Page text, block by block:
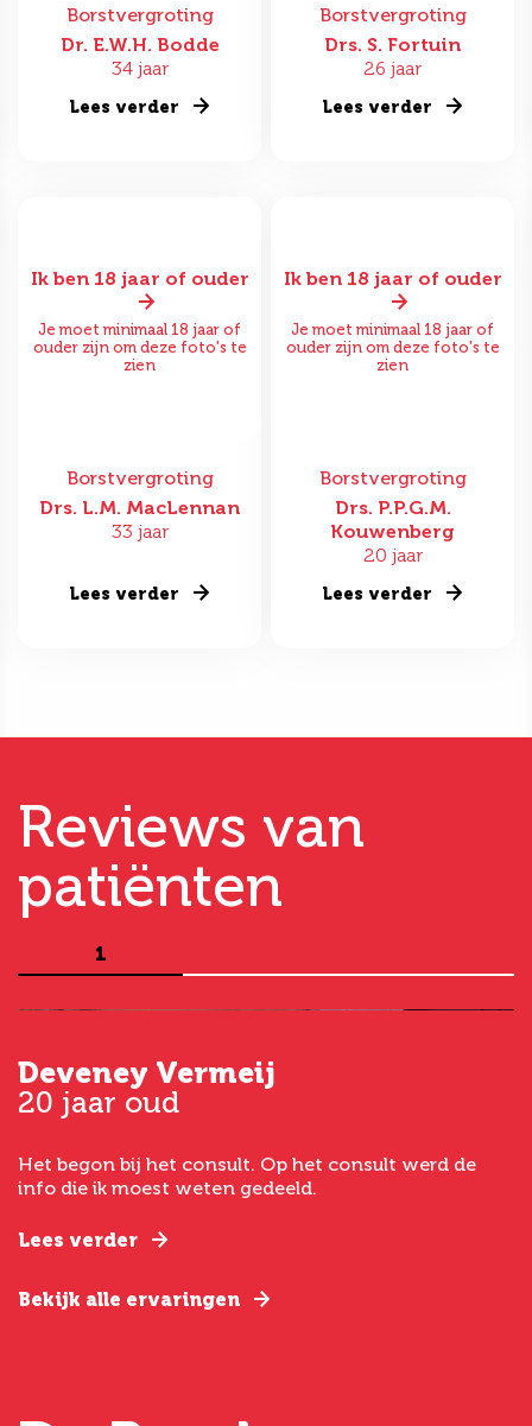
Borstvergroting
Dr. E.W.H. Bodde
34 jaar
Lees verder
Borstvergroting
Drs. S. Fortuin
26 jaar
Lees verder
Ik ben 18 jaar of ouder
Je moet minimaal 18 jaar of
ouder zijn om deze foto's te
zien
Borstvergroting
Drs. L.M. MacLennan
33 jaar
Lees verder
Ik ben 18 jaar of ouder
Je moet minimaal 18 jaar of
ouder zijn om deze foto's te
zien
Borstvergroting
Drs. P.P.G.M.
Kouwenberg
20 jaar
Lees verder
Reviews van
patiënten
1
Deveney Vermeij
20 jaar oud
Het begon bij het consult. Op het consult werd de
info die ik moest weten gedeeld.
Lees verder
Bekijk alle ervaringen